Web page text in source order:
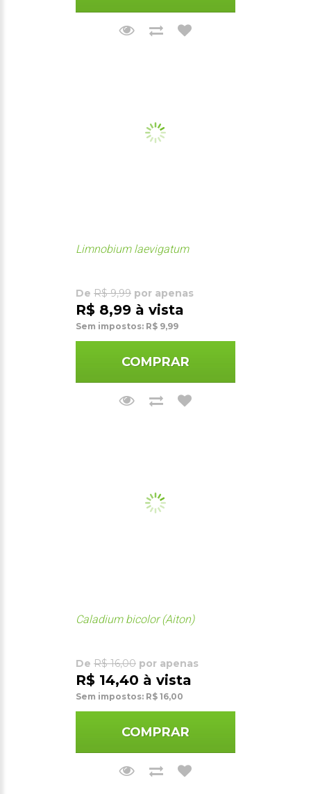
Limnobium laevigatum
De R$ 9,99 por apenas
R$ 8,99 à vista
Sem impostos: R$ 9,99
COMPRAR
Caladium bicolor (Aiton)
De R$ 16,00 por apenas
R$ 14,40 à vista
Sem impostos: R$ 16,00
COMPRAR